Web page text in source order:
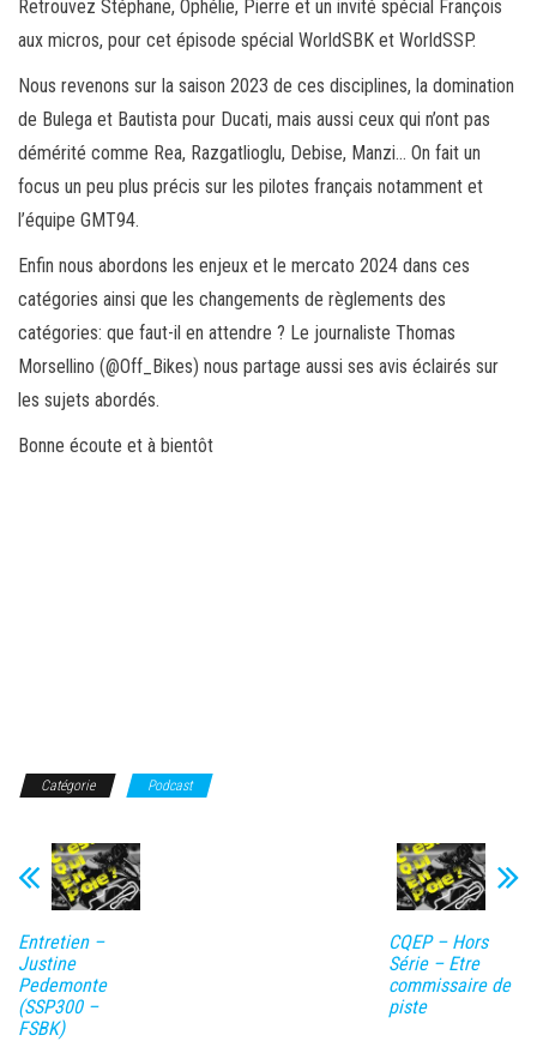
Retrouvez Stéphane, Ophélie, Pierre et un invité spécial François
aux micros, pour cet épisode spécial WorldSBK et WorldSSP.
Nous revenons sur la saison 2023 de ces disciplines, la domination
de Bulega et Bautista pour Ducati, mais aussi ceux qui n’ont pas
démérité comme Rea, Razgatlioglu, Debise, Manzi… On fait un
focus un peu plus précis sur les pilotes français notamment et
l’équipe GMT94.
Enfin nous abordons les enjeux et le mercato 2024 dans ces
catégories ainsi que les changements de règlements des
catégories: que faut-il en attendre ? Le journaliste Thomas
Morsellino (@Off_Bikes) nous partage aussi ses avis éclairés sur
les sujets abordés.
Bonne écoute et à bientôt
Catégorie Podcast
Entretien –
Justine
Pedemonte
(SSP300 –
FSBK)
CQEP – Hors
Série – Etre
commissaire de
piste